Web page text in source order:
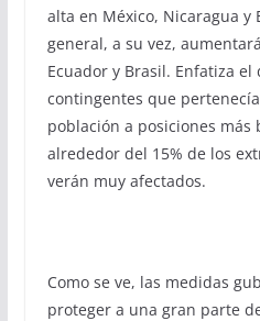
alta en México, Nicaragua y
general, a su vez,
Ecuador y Brasil. Enfatiza
contingentes que
población a posiciones más
alrededor del 15% de los
verán muy afectados.
Como se ve, las medidas
proteger a una gran parte